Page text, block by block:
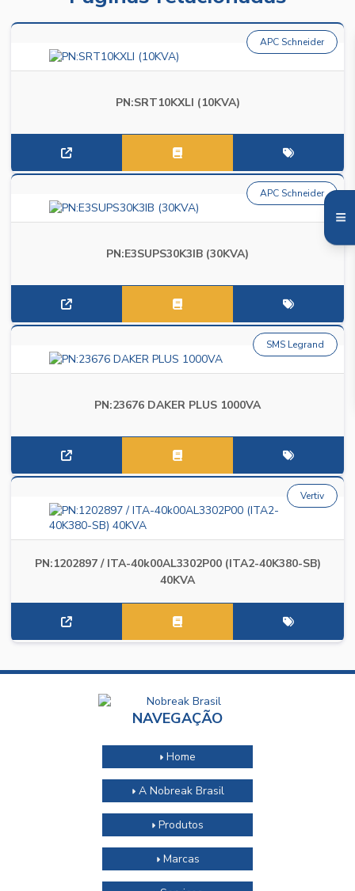
PN:SRT10KXLI (10KVA)
APC Schneider
PN:E3SUPS30K3IB (30KVA)
APC Schneider
PN:23676 DAKER PLUS 1000VA
SMS Legrand
PN:1202897 / ITA-40k00AL3302P00 (ITA2-40K380-SB)
40KVA
Vertiv
NAVEGAÇÃO
Home
A Nobreak Brasil
Produtos
Marcas